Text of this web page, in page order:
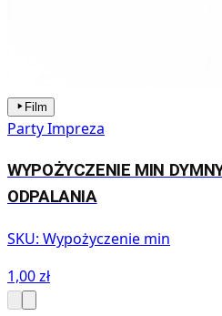
Film
Party Impreza
WYPOŻYCZENIE MIN
ODPALANIA
SKU: Wypożyczenie min
1,00 zł